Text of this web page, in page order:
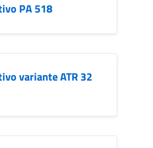
PA 518
variante ATR 32